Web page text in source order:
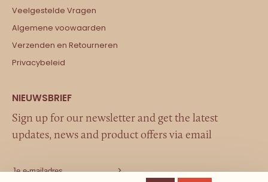
Veelgestelde Vragen
Algemene voowaarden
Verzenden en Retourneren
Privacybeleid
Sign up for our newsletter and get the latest
updates, news and product offers via email